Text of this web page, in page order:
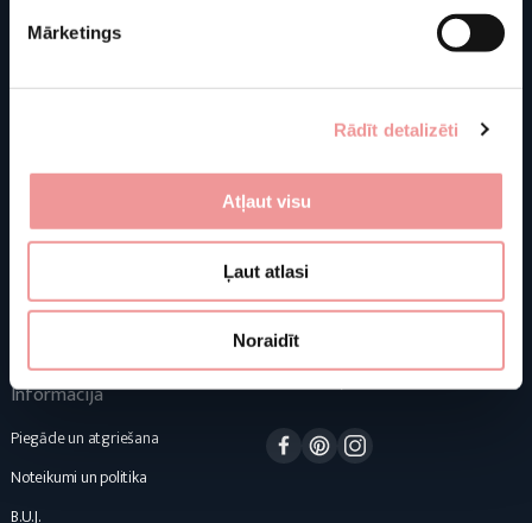
Mārketings
Rādīt detalizēti
Atļaut visu
Ļaut atlasi
Noraidīt
Mēbeles
Mājas tekstils
Majam
Speciālie piedāvājumi
Informacija
Piegāde un atgriešana
Noteikumi un politika
B.U.J.
LT-76129 Šiauliai
NMF Home
Vai jums ir jautājumi? Sazinies ar
mums!
info@nmfhome.lt
+370 (682) 17 871
(Telefona zvani tikai angļu valodā)
Konsultuojame I-V 9:00-16:00
FacebookPinterest